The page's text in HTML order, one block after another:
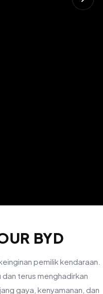
BYD
pemilik kendaraan.
dan terus menghadirkan
gaya, kenyamanan, dan